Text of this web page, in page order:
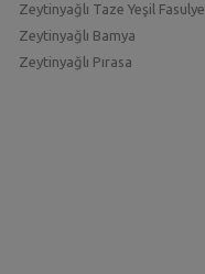
Zeytinyağlı Taze Yeşil Fasulye
Zeytinyağlı Bamya
Zeytinyağlı Pırasa